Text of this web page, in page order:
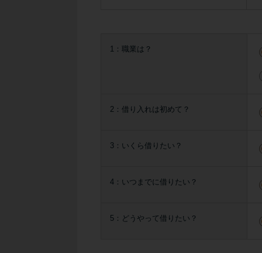
1：職業は？
2：借り入れは初めて？
3：いくら借りたい？
4：いつまでに借りたい？
5：どうやって借りたい？